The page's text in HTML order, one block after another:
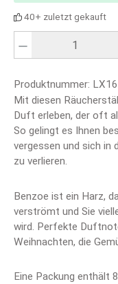
40+ zuletzt gekauft
Produktnummer:
Mit diesen
Duft erleben, der oft
So gelingt es Ihnen
vergessen und sich in
zu verlieren.
Benzoe ist ein Harz,
verströmt und Sie
wird. Perfekte
Weihnachten, die
Eine Packung enthält